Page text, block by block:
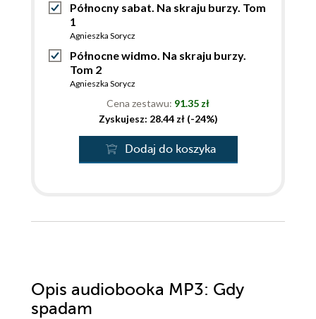
Północny sabat. Na skraju burzy. Tom
1
Agnieszka Sorycz
Północne widmo. Na skraju burzy.
Tom 2
Agnieszka Sorycz
Cena zestawu: 91.35 zł
Zyskujesz: 28.44 zł (-24%)
Dodaj do koszyka
Opis audiobooka MP3: Gdy
spadam